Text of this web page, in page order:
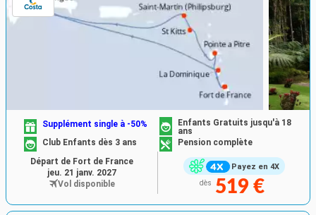
Payez en 4X
Supplément single à -50%
Enfants Gratuits jusqu'à 18
ans
Club Enfants dès 3 ans
Pension complète
dès 519 €
Départ de Fort de France
jeu. 21 janv. 2027
Vol disponible